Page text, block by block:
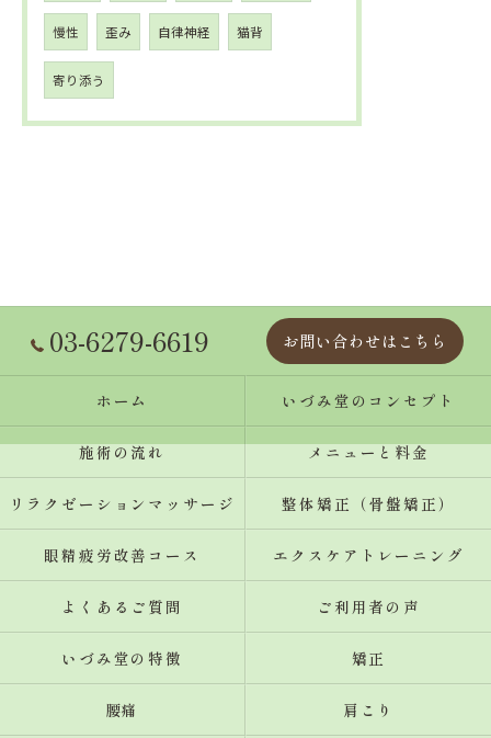
慢性 歪み 自律神経 猫背
寄り添う
03-6279-6619 お問い合わせはこちら
ホーム いづみ堂のコンセプト
施術の流れ メニューと料金
リラクゼーションマッサージ 整体矯正（骨盤矯正）
眼精疲労改善コース エクスケアトレーニング
よくあるご質問 ご利用者の声
いづみ堂の特徴 矯正
腰痛 肩こり